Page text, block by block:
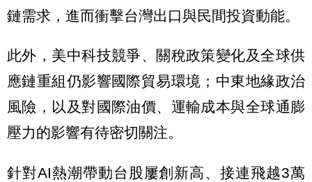
鏈需求，進而衝擊台灣出口與民間投資動能。
此外，美中科技競爭、關稅政策變化及全球供
應鏈重組仍影響國際貿易環境；中東地緣政治
風險，以及對國際油價、運輸成本與全球通膨
壓力的影響有待密切關注。
針對AI熱潮帶動台股屢創新高、接連飛越3萬